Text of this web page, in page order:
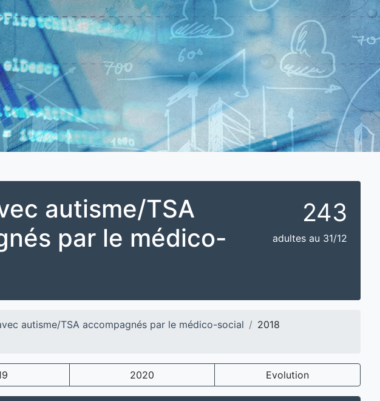
autisme/TSA
par le médico-
243
adultes au 31/12
autisme/TSA accompagnés par le médico-social
2018
2020 Evolution